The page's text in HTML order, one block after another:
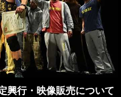
興行・映像販売について